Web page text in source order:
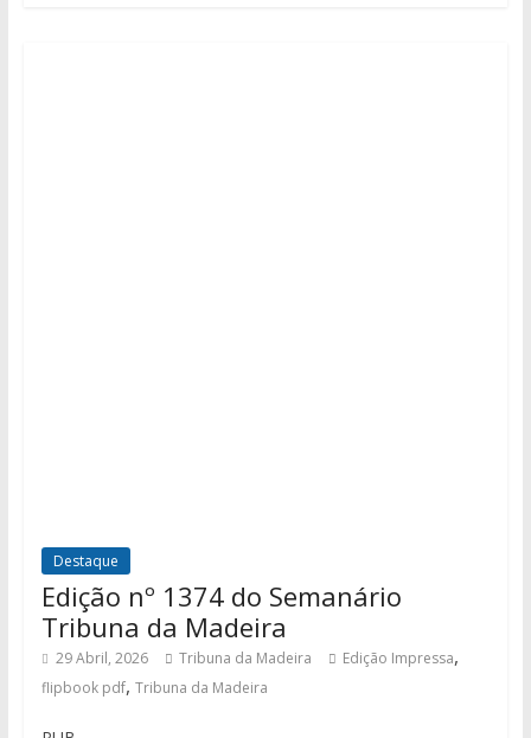
Destaque
Edição nº 1374 do Semanário
Tribuna da Madeira
29 Abril, 2026 Tribuna da Madeira Edição Impressa,
flipbook pdf, Tribuna da Madeira